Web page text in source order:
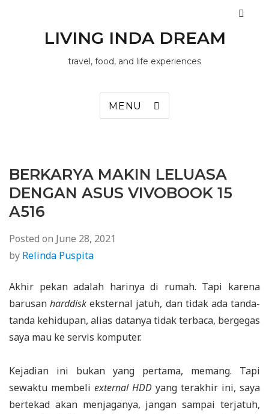
LIVING INDA DREAM
travel, food, and life experiences
MENU
BERKARYA MAKIN LELUASA
DENGAN ASUS VIVOBOOK 15
A516
Posted on June 28, 2021
by Relinda Puspita
Akhir pekan adalah harinya di rumah. Tapi karena
barusanharddisk eksternal jatuh, dan tidak ada tanda-
tanda kehidupan, alias datanya tidak terbaca, bergegas
saya mau ke servis komputer.
Kejadian ini bukan yang pertama, memang. Tapi
sewaktu membeli external HDD yang terakhir ini, saya
bertekad akan menjaganya, jangan sampai terjatuh,